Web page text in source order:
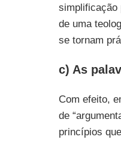
simplificação
de uma
se tornam
c) As
Com efeito,
de
princípios